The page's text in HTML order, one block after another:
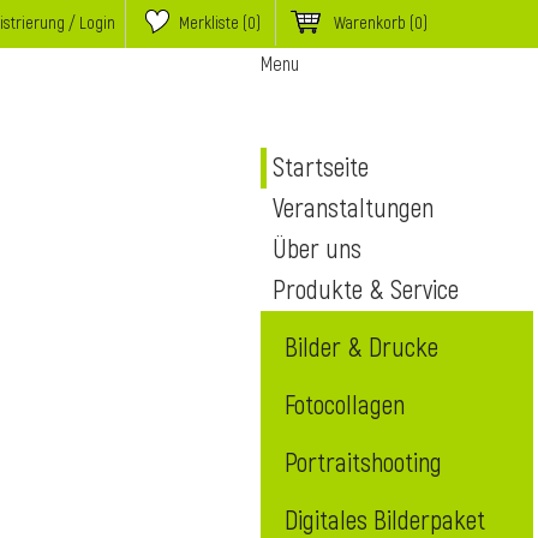
/ Login Merkliste (0) Warenkorb (0)
Menu
Startseite
Veranstaltungen
Über uns
Produkte & Service
Bilder & Drucke
Fotocollagen
Portraitshooting
Digitales Bilderpaket